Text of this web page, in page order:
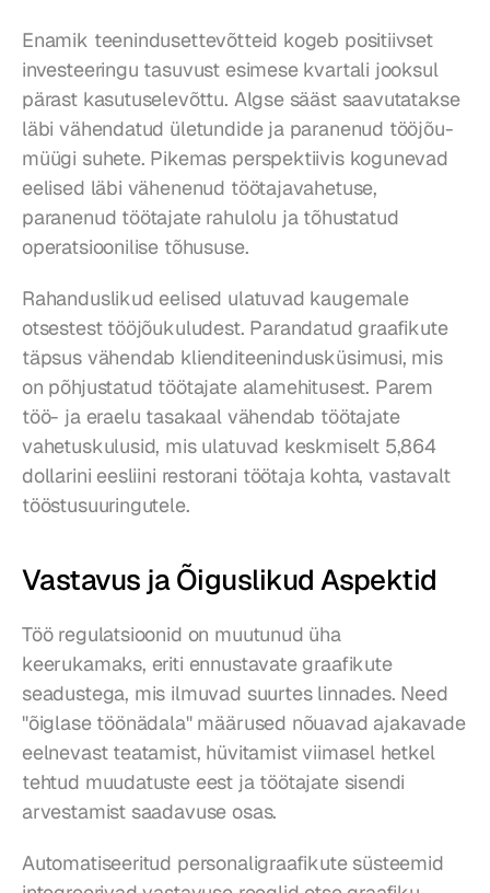
Enamik teenindusettevõtteid kogeb positiivset
investeeringu tasuvust esimese kvartali jooksul
pärast kasutuselevõttu. Algse sääst saavutatakse
läbi vähendatud ületundide ja paranenud tööjõu-
müügi suhete. Pikemas perspektiivis kogunevad
eelised läbi vähenenud töötajavahetuse,
paranenud töötajate rahulolu ja tõhustatud
operatsioonilise tõhususe.
Rahanduslikud eelised ulatuvad kaugemale
otsestest tööjõukuludest. Parandatud graafikute
täpsus vähendab klienditeenindusküsimusi, mis
on põhjustatud töötajate alamehitusest. Parem
töö- ja eraelu tasakaal vähendab töötajate
vahetuskulusid, mis ulatuvad keskmiselt 5,864
dollarini eesliini restorani töötaja kohta, vastavalt
tööstusuuringutele.
Vastavus ja Õiguslikud Aspektid
Töö regulatsioonid on muutunud üha
keerukamaks, eriti ennustavate graafikute
seadustega, mis ilmuvad suurtes linnades. Need
"õiglase töönädala" määrused nõuavad ajakavade
eelnevast teatamist, hüvitamist viimasel hetkel
tehtud muudatuste eest ja töötajate sisendi
arvestamist saadavuse osas.
Automatiseeritud personaligraafikute süsteemid